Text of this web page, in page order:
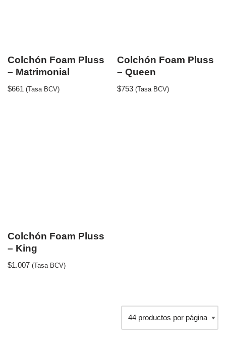
Colchón Foam Pluss
– Matrimonial
$661 (Tasa BCV)
Colchón Foam Pluss
– Queen
$753 (Tasa BCV)
Colchón Foam Pluss
– King
$1.007 (Tasa BCV)